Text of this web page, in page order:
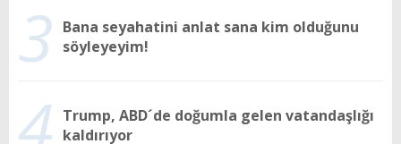
3 Bana seyahatini anlat sana kim olduğunu
söyleyeyim!
4 Trump, ABD´de doğumla gelen vatandaşlığı
kaldırıyor